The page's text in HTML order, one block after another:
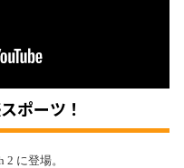
ポーツ！
に登場。